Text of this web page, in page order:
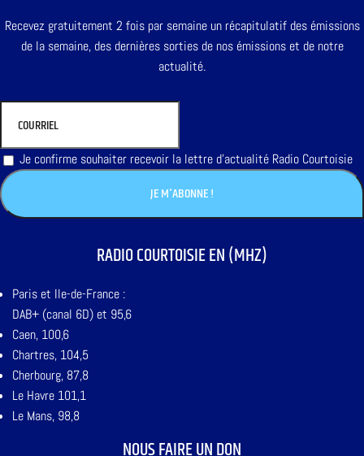
Recevez gratuitement 2 fois par semaine un récapitulatif des émissions
de la semaine, des dernières sorties de nos émissions et de notre
actualité.
Je confirme souhaiter recevoir la lettre d'actualité Radio Courtoisie
RADIO COURTOISIE EN (MHZ)
Paris et Ile-de-France :
DAB+ (canal 6D) et 95,6
Caen, 100,6
Chartres, 104,5
Cherbourg, 87,8
Le Havre 101,1
Le Mans, 98,8
NOUS FAIRE UN DON